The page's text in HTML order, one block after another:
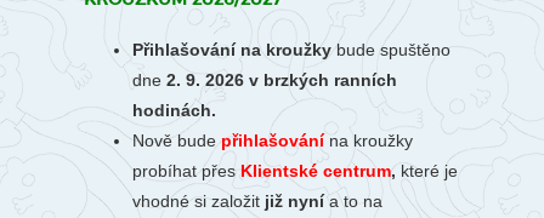
Přihlašování na kroužky bude spuštěno
dne 2. 9. 2026 v brzkých ranních
hodinách.
Nově budepřihlašovánína kroužky
probíhat přes Klientské centrum, které je
vhodné si založit již nynía to na